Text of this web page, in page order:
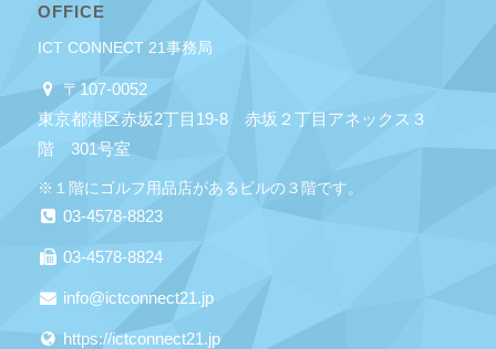
OFFICE
ICT CONNECT 21事務局
〒107-0052
東京都港区赤坂2丁目19-8 赤坂２丁目アネックス３
階 301号室
※１階にゴルフ用品店があるビルの３階です。
03-4578-8823
03-4578-8824
info@ictconnect21.jp
https://ictconnect21.jp